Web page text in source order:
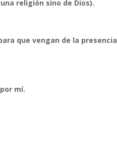
una religión sino de Dios).
que vengan de la presencia
mí.